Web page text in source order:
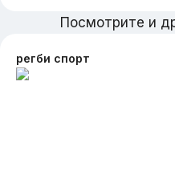
Посмотрите и
регби спорт